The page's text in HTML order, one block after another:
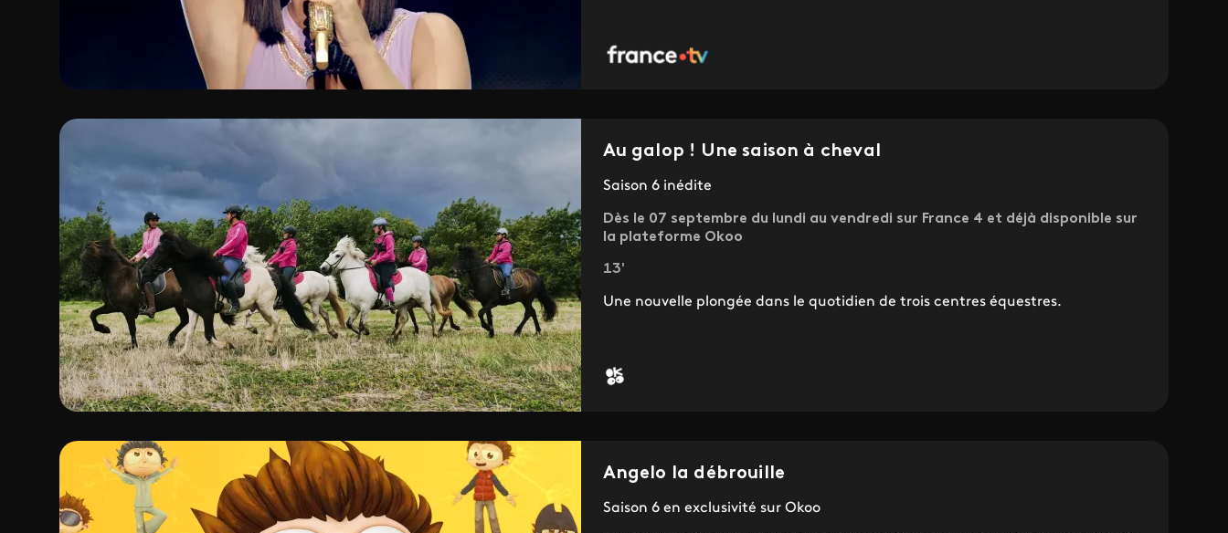
Au galop ! Une saison à cheval
Saison 6 inédite
Dès le 07 septembre du lundi au vendredi sur France 4 et déjà disponible sur
la plateforme Okoo
13'
Une nouvelle plongée dans le quotidien de trois centres équestres.
Angelo la débrouille
Saison 6 en exclusivité sur Okoo